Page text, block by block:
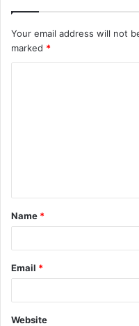
Your email address will not
marked *
Name *
Email *
Website